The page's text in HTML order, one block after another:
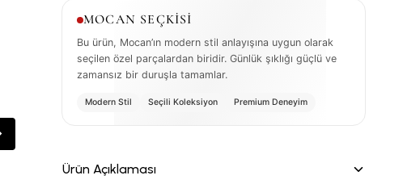
MOCAN SEÇKİSİ
Bu ürün, Mocan’ın modern stil anlayışına uygun olarak
seçilen özel parçalardan biridir. Günlük şıklığı güçlü ve
zamansız bir duruşla tamamlar.
Modern Stil Seçili Koleksiyon Premium Deneyim
Ürün Açıklaması